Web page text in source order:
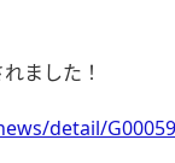
ました！
detail/